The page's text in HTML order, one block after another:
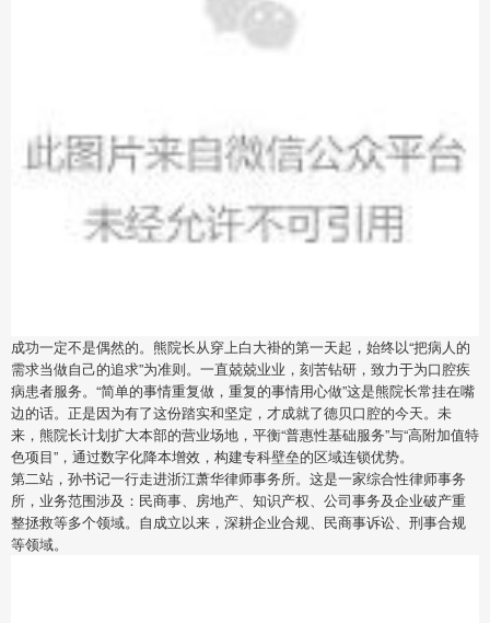
成功一定不是偶然的。熊院长从穿上白大褂的第一天起，始终以“把病人的
需求当做自己的追求”为准则。一直兢兢业业，刻苦钻研，致力于为口腔疾
病患者服务。“简单的事情重复做，重复的事情用心做”这是熊院长常挂在嘴
边的话。正是因为有了这份踏实和坚定，才成就了德贝口腔的今天。未
来，熊院长计划扩大本部的营业场地，平衡“普惠性基础服务”与“高附加值特
色项目”，通过数字化降本增效，构建专科壁垒的区域连锁优势。
第二站，孙书记一行走进浙江萧华律师事务所。这是一家综合性律师事务
所，业务范围涉及：民商事、房地产、知识产权、公司事务及企业破产重
整拯救等多个领域。自成立以来，深耕企业合规、民商事诉讼、刑事合规
等领域。